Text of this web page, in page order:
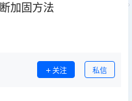
加固方法
关注 私信